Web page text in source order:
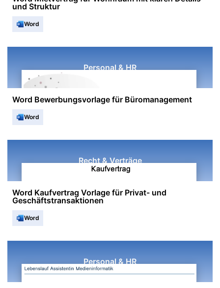
und Struktur
Word
Personal & HR
Word Bewerbungsvorlage für Büromanagement
Word
Recht & Verträge
Word Kaufvertrag Vorlage für Privat- und
Geschäftstransaktionen
Word
Personal & HR